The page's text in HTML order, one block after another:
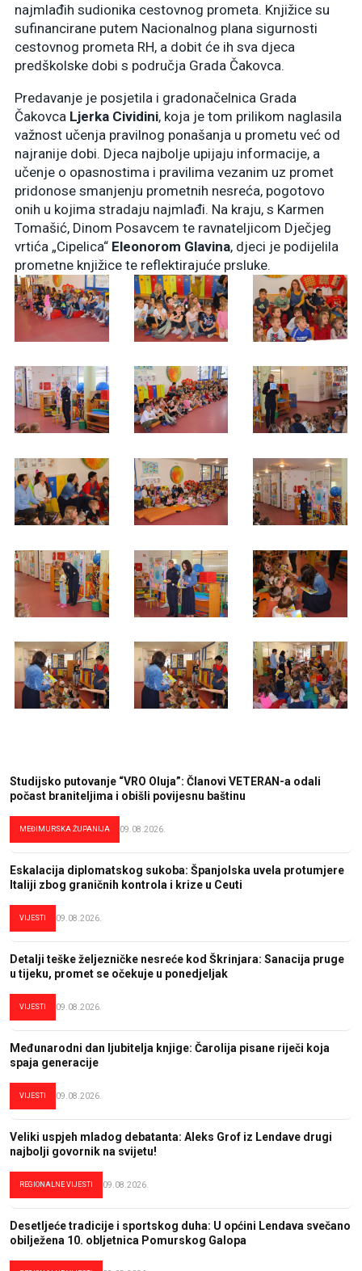
najmlađih sudionika cestovnog prometa. Knjižice su
sufinancirane putem Nacionalnog plana sigurnosti
cestovnog prometa RH, a dobit će ih sva djeca
predškolske dobi s područja Grada Čakovca.
Predavanje je posjetila i gradonačelnica Grada
Čakovca Ljerka Cividini, koja je tom prilikom naglasila
važnost učenja pravilnog ponašanja u prometu već od
najranije dobi. Djeca najbolje upijaju informacije, a
učenje o opasnostima i pravilima vezanim uz promet
pridonose smanjenju prometnih nesreća, pogotovo
onih u kojima stradaju najmlađi. Na kraju, s Karmen
Tomašić, Dinom Posavcem te ravnateljicom Dječjeg
vrtića „Cipelica“ Eleonorom Glavina, djeci je podijelila
prometne knjižice te reflektirajuće prsluke.
Studijsko putovanje “VRO Oluja”: Članovi VETERAN-a odali
počast braniteljima i obišli povijesnu baštinu
MEĐIMURSKA ŽUPANIJA 09.08.2026.
Eskalacija diplomatskog sukoba: Španjolska uvela protumjere
Italiji zbog graničnih kontrola i krize u Ceuti
VIJESTI 09.08.2026.
Detalji teške željezničke nesreće kod Škrinjara: Sanacija pruge
u tijeku, promet se očekuje u ponedjeljak
VIJESTI 09.08.2026.
Međunarodni dan ljubitelja knjige: Čarolija pisane riječi koja
spaja generacije
VIJESTI 09.08.2026.
Veliki uspjeh mladog debatanta: Aleks Grof iz Lendave drugi
najbolji govornik na svijetu!
REGIONALNE VIJESTI 09.08.2026.
Desetljeće tradicije i sportskog duha: U općini Lendava svečano
obilježena 10. obljetnica Pomurskog Galopa